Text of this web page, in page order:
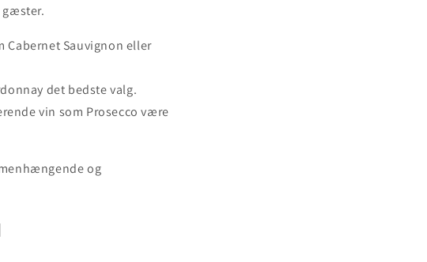
gæster.
Cabernet Sauvignon eller
det bedste valg.
vin som Prosecco være
og